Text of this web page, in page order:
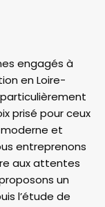
engagés à
en Loire-
prisé pour ceux
et
entreprenons
aux attentes
un
l’étude de